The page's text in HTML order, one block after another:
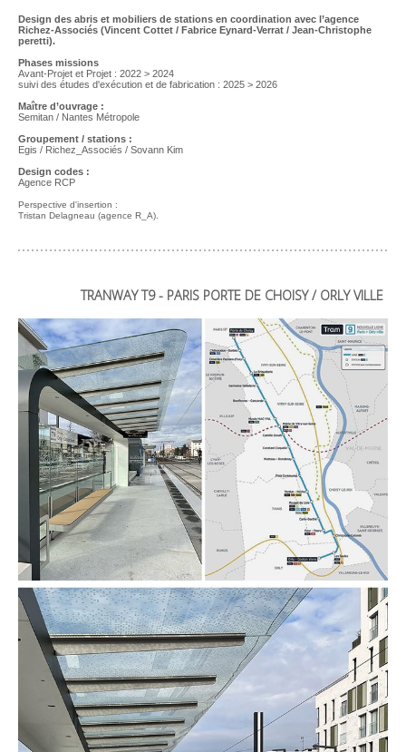
Design des abris et mobiliers de stations en coordination avec l’agence
Richez-Associés (Vincent Cottet / Fabrice Eynard-Verrat / Jean-Christophe
peretti).
Phases missions
Avant-Projet et Projet : 2022 > 2024
suivi des études d'exécution et de fabrication : 2025 > 2026
Maître d’ouvrage :
Semitan / Nantes Métropole
Groupement / stations :
Egis / Richez_Associés / Sovann Kim
Design codes :
Agence RCP
Perspective d'insertion :
Tristan Delagneau (agence R_A).
TRANWAY T9 - PARIS PORTE DE CHOISY / ORLY VILLE